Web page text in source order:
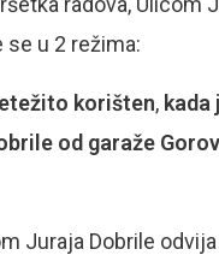
u 2 režima:
korišten, kada
od garaže
Juraja Dobrile